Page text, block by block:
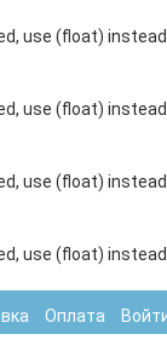
use (float)
use (float)
use (float)
use (float)
Оплата